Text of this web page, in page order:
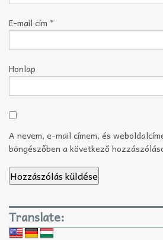
E-mail cím *
Honlap
A nevem, e-mail címem, és
böngészőben a következő
Translate: